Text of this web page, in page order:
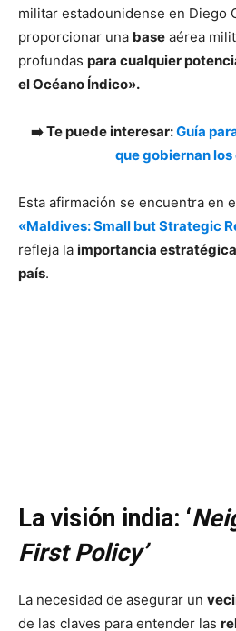
militar estadounidense en Diego
proporcionar una base aérea
profundas para cualquier
el Océano Índico».
➡️ Te puede interesar:Guía
que gobiernan los
Esta afirmación se encuentra en
«Maldives: Small but Strategic
refleja la importancia
país.
La visión india: ‘
First Policy’
La necesidad de asegurar un
de las claves para entender las